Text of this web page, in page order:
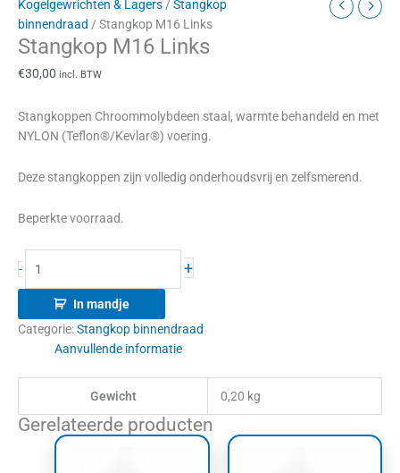
Kogelgewrichten & Lagers/ Stangkop
binnendraad / Stangkop M16 Links
Stangkop M16 Links
€30,00 incl. BTW
Stangkoppen Chroommolybdeen staal, warmte behandeld en met
NYLON (Teflon®/Kevlar®) voering.
Deze stangkoppen zijn volledig onderhoudsvrij en zelfsmerend.
Beperkte voorraad.
- +
In mandje
Categorie:Stangkop binnendraad
Aanvullende informatie
Gewicht 0,20 kg
Gerelateerde producten